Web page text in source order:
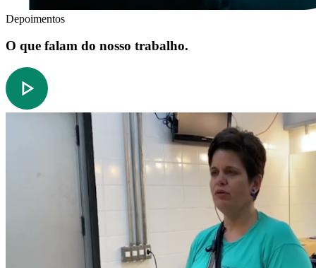
Depoimentos
O que falam do nosso trabalho.